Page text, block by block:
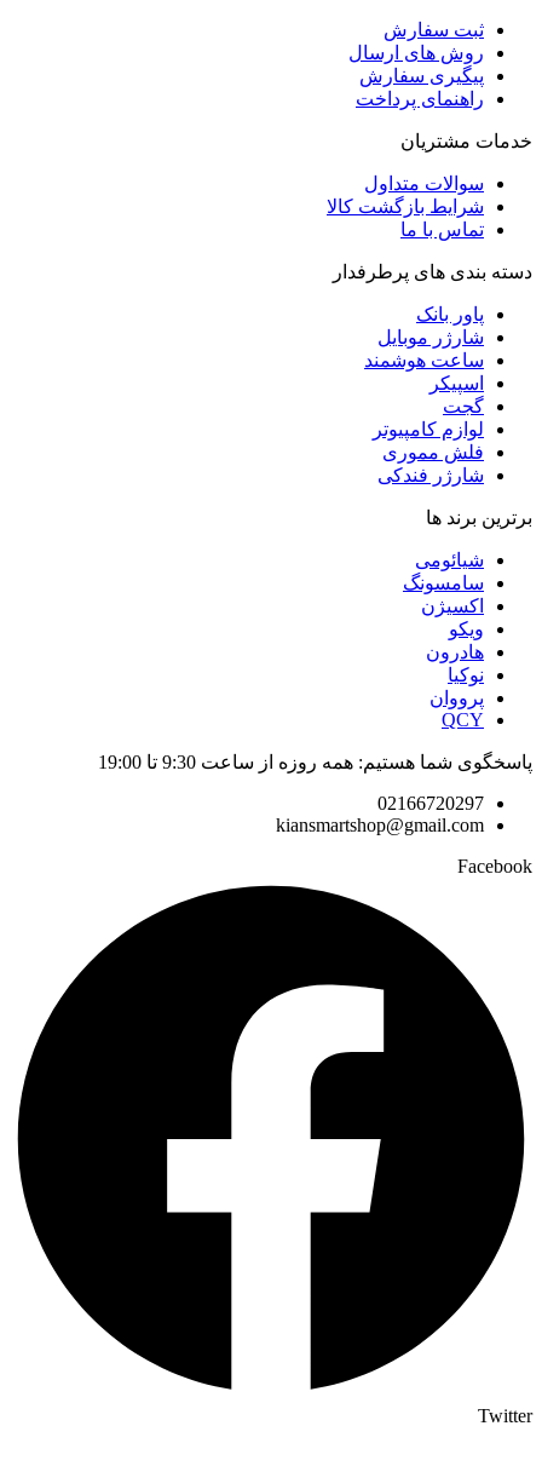
ثبت سفارش
روش‌ های ارسال
پیگیری سفارش
راهنمای پرداخت
خدمات مشتریان
سوالات متداول
شرایط بازگشت کالا
تماس با ما
دسته بندی های پرطرفدار
پاور بانک
شارژر موبایل
ساعت هوشمند
اسپیکر
گجت
لوازم کامپیوتر
فلش مموری
شارژر فندکی
برترین برند ها
شیائومی
سامسونگ
اکسیژن
ویکو
هادرون
نوکیا
پرووان
QCY
پاسخگوی شما هستیم: همه روزه از ساعت 9:30 تا 19:00
02166720297
kiansmartshop@gmail.com
Facebook
Twitter